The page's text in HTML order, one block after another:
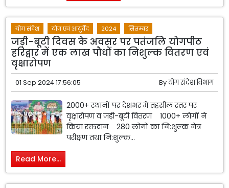
योग संदेश योग एवं आयुर्वेद 2024 सितम्बर
जड़ी-बूटी दिवस के अवसर पर पतंजलि योगपीठ
हरिद्वार में एक लाख पौधों का निशुल्क वितरण एवं
वृक्षारोपण
01 Sep 2024 17:56:05 Byयोग संदेश विभाग
2000+ स्थानों पर देशभर में तहसील स्तर पर
वृक्षारोपण व जड़ी-बूटी वितरण 1000+ लोगों ने
किया रक्तदान 280 लोगों का नि:शुल्क नेत्र
परीक्षण तथा नि:शुल्क...
Read More...